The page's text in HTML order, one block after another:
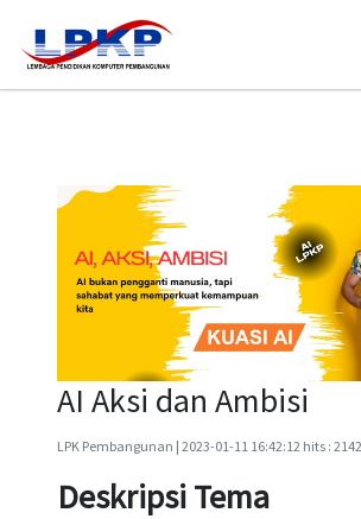
AI Aksi dan Ambisi
LPK Pembangunan | 2023-01-11 16:42:12 hits : 2142
Deskripsi Tema